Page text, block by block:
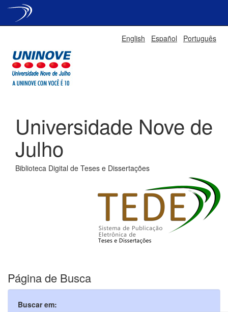
English Español Português
Universidade Nove de
Julho
Biblioteca Digital de Teses e Dissertações
Página de Busca
Buscar em: